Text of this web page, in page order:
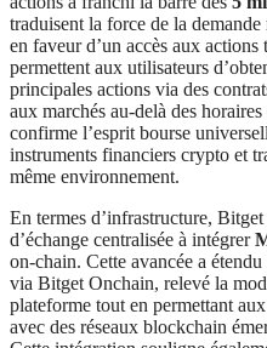
traduisent la force de la
en faveur d’un accès aux
permettent aux utilisateurs
principales actions via des
aux marchés au-delà des
confirme l’esprit bourse
instruments financiers crypto et
même environnement.
En termes d’infrastructure,
d’échange centralisée à intégrer
on-chain. Cette avancée a
via Bitget Onchain, relevé la
plateforme tout en permettant
avec des réseaux blockchain